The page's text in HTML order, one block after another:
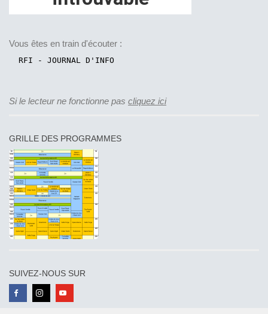
Vous êtes en train d'écouter :
Si le lecteur ne fonctionne pas cliquez ici
GRILLE DES PROGRAMMES
SUIVEZ-NOUS SUR